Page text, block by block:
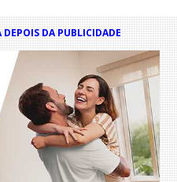
DA PUBLICIDADE